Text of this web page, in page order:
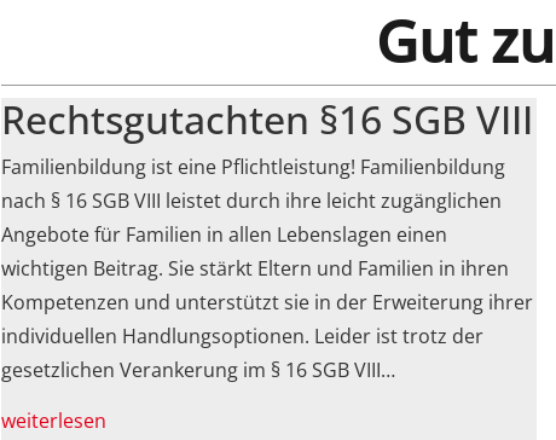
Gut
Rechtsgutachten §16 SGB VIII
Familienbildung ist eine Pflichtleistung! Familienbildung
nach § 16 SGB VIII leistet durch ihre leicht zugänglichen
Angebote für Familien in allen Lebenslagen einen
wichtigen Beitrag. Sie stärkt Eltern und Familien in ihren
Kompetenzen und unterstützt sie in der Erweiterung ihrer
individuellen Handlungsoptionen. Leider ist trotz der
gesetzlichen Verankerung im § 16 SGB VIII…
weiterlesen